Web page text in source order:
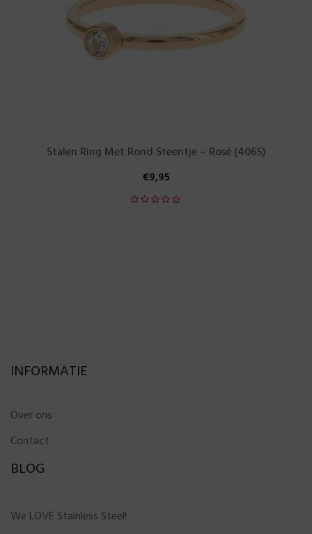
Stalen Ring Met Rond Steentje – Rosé (4065)
€9,95
INFORMATIE
Over ons
Contact
BLOG
We LOVE Stainless Steel!